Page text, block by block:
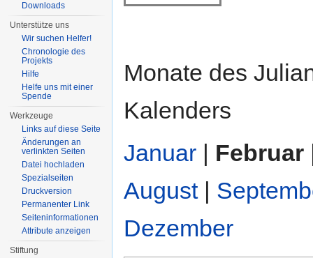
Monate des
Kalenders
Januar
Februar
August|
Dezember
Downloads
Unterstütze uns
Wir suchen Helfer!
Chronologie des
Projekts
Hilfe
Helfe uns mit einer
Spende
Werkzeuge
Links auf diese Seite
Änderungen an
verlinkten Seiten
Datei hochladen
Spezialseiten
Druckversion
Permanenter Link
Seiten­informationen
Attribute anzeigen
Stiftung